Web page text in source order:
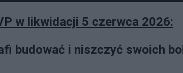
w likwidacji 5 czerwca 2026:
budować i niszczyć swoich